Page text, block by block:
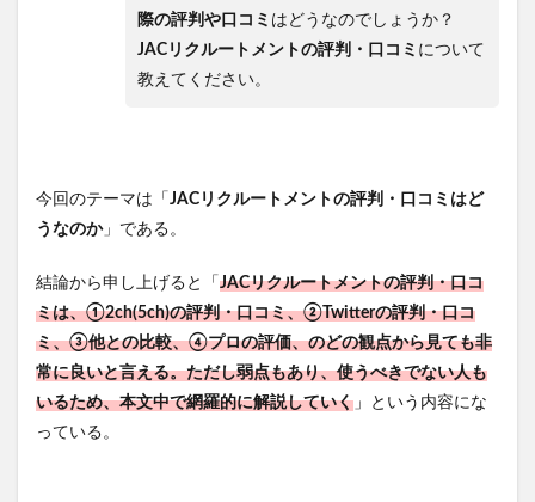
際の評判や口コミ はどうなのでしょうか？
JACリクルートメントの評判・口コミ について
教えてください。
今回のテーマは「 JACリクルートメントの評判・口コミはど
うなのか」である。
結論から申し上げると「 JACリクルートメントの評判・口コ
ミは、①2ch(5ch)の評判・口コミ、②Twitterの評判・口コ
ミ、③他との比較、④プロの評価、のどの観点から見ても非
常に良いと言える。ただし弱点もあり、使うべきでない人も
いるため、本文中で網羅的に解説していく 」という内容にな
っている。